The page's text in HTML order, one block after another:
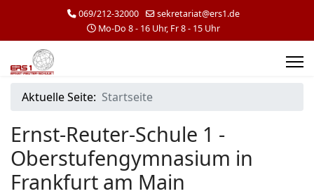
069/212-32000
sekretariat@ers1.de
Mo-Do 8 - 16 Uhr, Fr 8 - 15 Uhr
Aktuelle Seite: Startseite
Ernst-Reuter-Schule 1 -
Oberstufengymnasium in
Frankfurt am Main